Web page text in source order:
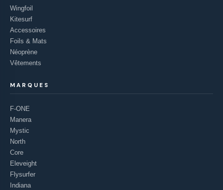
Wingfoil
Kitesurf
Accessoires
Foils & Mats
Néoprène
Vêtements
MARQUES
F-ONE
Manera
Mystic
North
Core
Eleveight
Flysurfer
Indiana